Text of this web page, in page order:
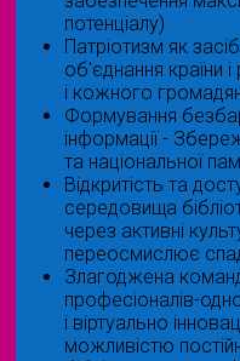
потенціалу)
Патріотизм як
об'єднання країни
і кожного
Формування
інформації -
та національної
Відкритість та
середовища
через активні
переосмислює
Злагоджена
професіоналів-
і віртуально
можливістю